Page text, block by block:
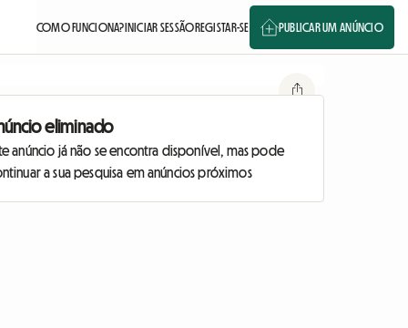
COMO FUNCIONA?INICIAR SESSÃOREGISTAR-SE PUBLICAR UM ANÚNCIO
eliminado
anúncio já não se encontra disponível, mas pode
a sua pesquisa em anúncios próximos